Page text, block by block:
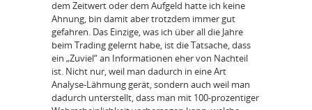
dem Zeitwert oder dem Aufgeld hatte ich keine
Ahnung, bin damit aber trotzdem immer gut
gefahren. Das Einzige, was ich über all die Jahre
beim Trading gelernt habe, ist die Tatsache, dass
ein „Zuviel“ an Informationen eher von Nachteil
ist. Nicht nur, weil man dadurch in eine Art
Analyse-Lähmung gerät, sondern auch weil man
dadurch unterstellt, dass man mit 100-prozentiger